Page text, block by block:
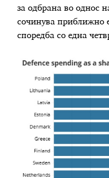
за одбрана во однос
сочинува приближно
споредба со една